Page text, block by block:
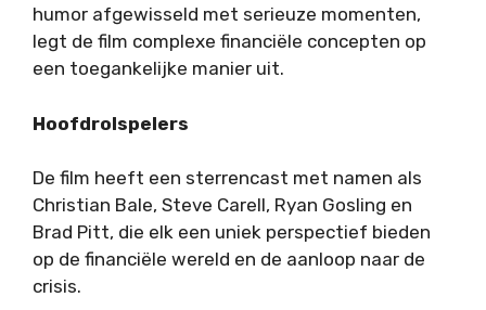
humor afgewisseld met serieuze momenten,
legt de film complexe financiële concepten op
een toegankelijke manier uit.
Hoofdrolspelers
De film heeft een sterrencast met namen als
Christian Bale, Steve Carell, Ryan Gosling en
Brad Pitt, die elk een uniek perspectief bieden
op de financiële wereld en de aanloop naar de
crisis.